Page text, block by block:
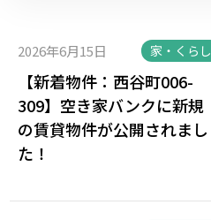
2026年6月15日 家・くらし
【新着物件：西谷町006-
309】空き家バンクに新規
の賃貸物件が公開されまし
た！